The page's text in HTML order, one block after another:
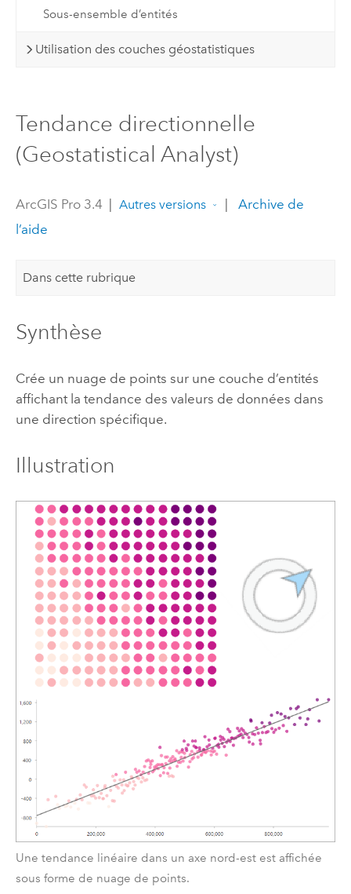
Sous-ensemble d’entités
Utilisation des couches géostatistiques
Tendance directionnelle
(Geostatistical Analyst)
ArcGIS Pro 3.4 | Autres versions |
Archive de
l’aide
Dans cette rubrique
Synthèse
Crée un nuage de points sur une couche d’entités
affichant la tendance des valeurs de données dans
une direction spécifique.
Illustration
Une tendance linéaire dans un axe nord-est est affichée
sous forme de nuage de points.